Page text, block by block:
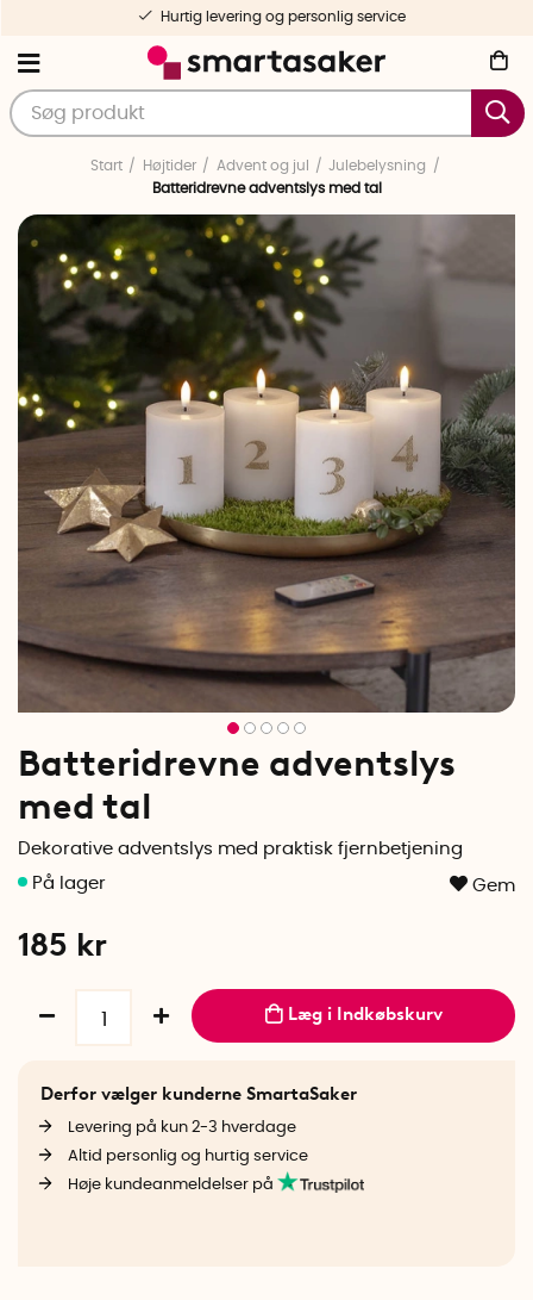
Hurtig levering og personlig service
Start Højtider Advent og jul
Julebelysning
Batteridrevne adventslys med tal
Batteridrevne adventslys
med tal
Dekorative adventslys med praktisk fjernbetjening
Gem
185 kr
Læg i Indkøbskurv
Derfor vælger kunderne SmartaSaker
Levering på kun 2-3 hverdage
Altid personlig og hurtig service
Høje kundeanmeldelser på